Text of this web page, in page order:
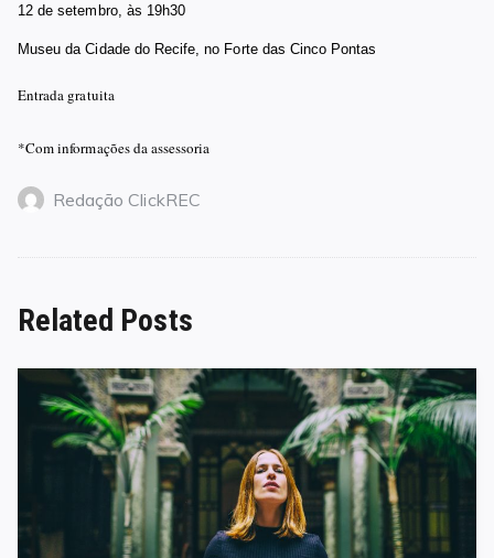
12 de setembro, às 19h30
Museu da Cidade do Recife, no Forte das Cinco Pontas
Entrada gratuita
*Com informações da assessoria
Redação ClickREC
Related Posts